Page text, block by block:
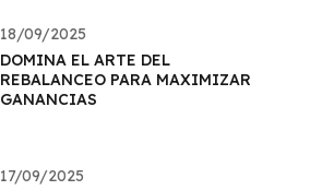
18/09/2025
DOMINA EL ARTE DEL
REBALANCEO PARA MAXIMIZAR
GANANCIAS
17/09/2025